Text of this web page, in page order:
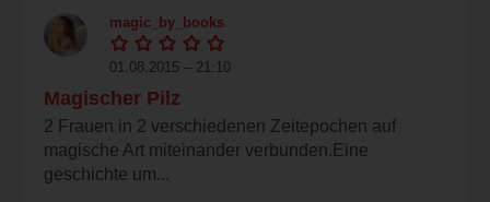
magic_by_books
01.08.2015 – 21:10
Magischer Pilz
2 Frauen in 2 verschiedenen Zeitepochen auf
magische Art miteinander verbunden.Eine
geschichte um...